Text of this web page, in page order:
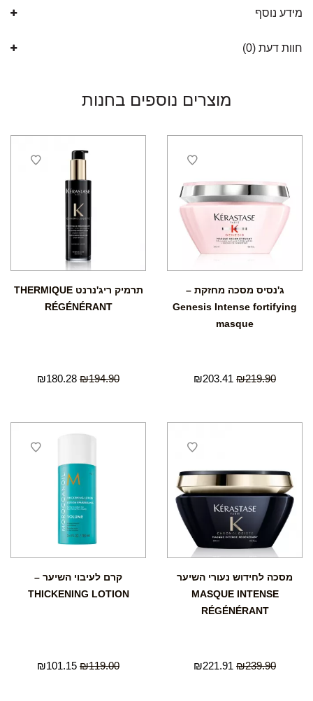
מידע נוסף
חוות דעת (0)
מוצרים נוספים בחנות
ג'נסיס מסכה מחזקת –
Genesis Intense fortifying
masque
₪219.90
₪203.41
תרמיק ריג'נרנט THERMIQUE
RÉGÉNÉRANT
₪194.90
₪180.28
מסכה לחידוש נעורי השיער
MASQUE INTENSE
RÉGÉNÉRANT
₪239.90
₪221.91
קרם לעיבוי השיער –
THICKENING LOTION
₪119.00
₪101.15